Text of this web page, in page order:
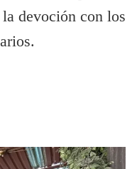
devoción con los